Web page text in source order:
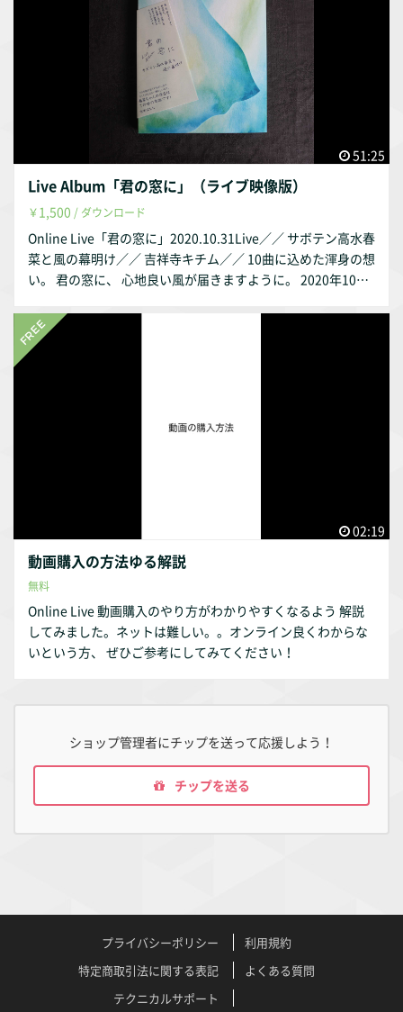
51:25
Live Album「君の窓に」（ライブ映像版）
￥1,500 / ダウンロード
Online Live「君の窓に」2020.10.31Live／／ サボテン高水春
菜と風の幕明け／／ 吉祥寺キチム／／ 10曲に込めた渾身の想
い。 君の窓に、 心地良い風が届きますように。 2020年10月
年12/1にリリース。 ●文庫型詩集＆対談エッセイ付き特装
版：https://saboten.base.shop/ ●音源配信：Apple Music,
02:19
動画購入の方法ゆる解説
無料
Online Live 動画購入のやり方がわかりやすくなるよう 解説
してみました。ネットは難しい。。オンライン良くわからな
いという方、 ぜひご参考にしてみてください！
ショップ管理者にチップを送って応援しよう！
チップを送る
プライバシーポリシー
利用規約
特定商取引法に関する表記
よくある質問
テクニカルサポート